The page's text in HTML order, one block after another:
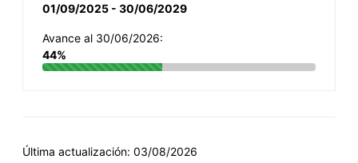
01/09/2025 - 30/06/2029
Avance al 30/06/2026:
44%
Última actualización: 03/08/2026